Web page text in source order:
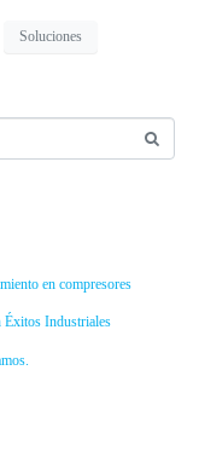
Soluciones
en compresores
Éxitos Industriales